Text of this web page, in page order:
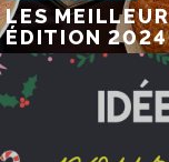
LES
ÉDITION 2024